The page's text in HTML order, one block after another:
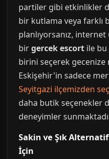
partiler gibi etkinlikler
bir kutlama veya farklı
planlıyorsanız,
birgercek escort ile
birini seçerek
Eskişehir'in sadece
Seyitgazi ilçemizden
daha butik seçenekler
deneyimler
Sakin ve Şık
İçin